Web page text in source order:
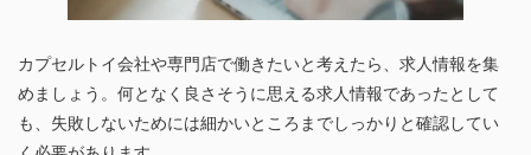
カプセルトイ会社や専門店で働きたいと考えたら、求人情報を集
めましょう。何となく良さそうに思える求人情報であったとして
も、失敗しないためには細かいところまでしっかりと確認してい